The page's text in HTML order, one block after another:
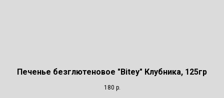
Печенье безглютеновое "Bitey" Клубника, 125гр
180 р.